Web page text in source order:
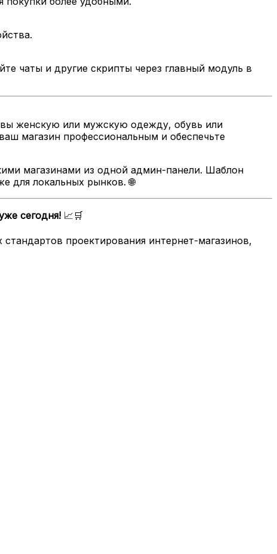
чаты и другие скрипты через главный модуль в
женскую или мужскую одежду, обувь или
магазин профессиональным и обеспечьте
магазинами из одной админ-панели. Шаблон
для локальных рынков. 🌐
сегодня! 📈🛒
проектирования интернет-магазинов,